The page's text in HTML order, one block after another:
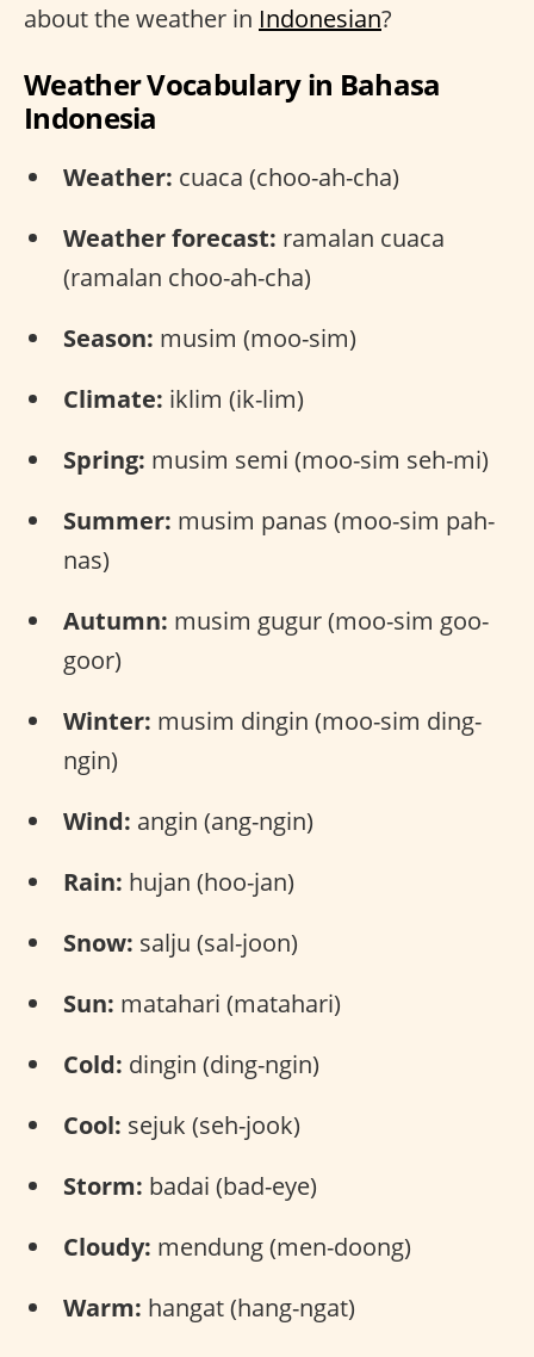
about the weather in Indonesian?
Weather Vocabulary in Bahasa
Indonesia
Weather: cuaca (choo-ah-cha)
Weather forecast: ramalan cuaca
(ramalan choo-ah-cha)
Season: musim (moo-sim)
Climate: iklim (ik-lim)
Spring: musim semi (moo-sim seh-mi)
Summer: musim panas (moo-sim pah-
nas)
Autumn: musim gugur (moo-sim goo-
goor)
Winter: musim dingin (moo-sim ding-
ngin)
Wind: angin (ang-ngin)
Rain: hujan (hoo-jan)
Snow: salju (sal-joon)
Sun: matahari (matahari)
Cold: dingin (ding-ngin)
Cool: sejuk (seh-jook)
Storm: badai (bad-eye)
Cloudy: mendung (men-doong)
Warm: hangat (hang-ngat)